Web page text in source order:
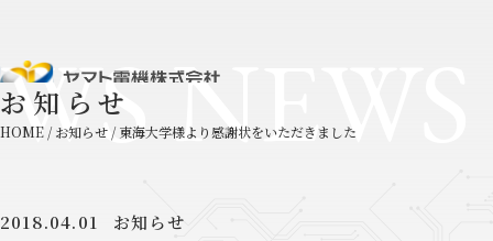
お知らせ
HOME /お知らせ /東海大学様より感謝状をいただきました
2018.04.01 お知らせ